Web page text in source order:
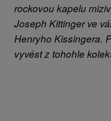
rockovou kapelu
Joseph Kittinger ve
Henryho Kissingera.
vyvést z tohohle